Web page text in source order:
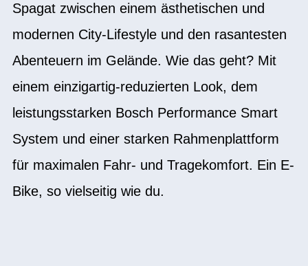
Spagat zwischen einem ästhetischen und
modernen City-Lifestyle und den rasantesten
Abenteuern im Gelände. Wie das geht? Mit
einem einzigartig-reduzierten Look, dem
leistungsstarken Bosch Performance Smart
System und einer starken Rahmenplattform
für maximalen Fahr- und Tragekomfort. Ein E-
Bike, so vielseitig wie du.